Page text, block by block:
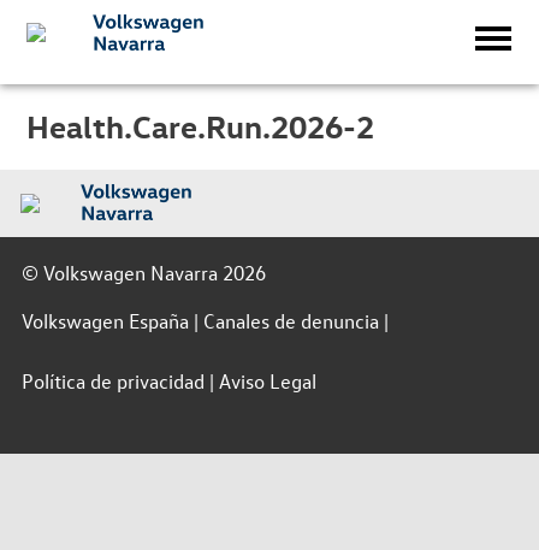
Health.Care.Run.2026-2
© Volkswagen Navarra 2026
Volkswagen España
Canales de denuncia
Política de privacidad Aviso Legal